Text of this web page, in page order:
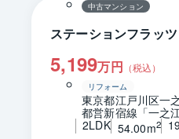
中古マンション
ステーションフラッツ
5,199万円 （税込）
リフォーム
東京都江戸川区一
都営新宿線「一之
2LDK 54.00m2